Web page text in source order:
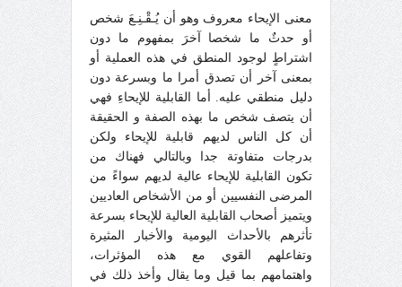
معنى الإيحاء معروف وهو أن يُـقْـنِـعَ شخص
أو حدثٌ ما شخصا آخرَ بمفهوم ما دون
اشتراطٍ لوجود المنطق في هذه العملية أو
بمعنى آخر أن تصدق أمرا ما وبسرعة دون
دليل منطقي عليه. أما القابلية للإيحاءِ فهي
أن يتصف شخص ما بهذه الصفة و الحقيقة
أن كل الناس لديهم قابلية للإيحاء ولكن
بدرجات متفاوتة جدا وبالتالي فهناك من
تكون القابلية للإيحاء عالية لديهم سواءً من
المرضى النفسيين أو من الأشخاص العاديين
ويتميز أصحاب القابلية العالية للإيحاء بسرعة
تأثرهم بالأحداث اليومية والأخبار المثيرة
وتفاعلهم القوي مع هذه المؤثرات،
واهتمامهم بما قيل وما يقال وأخذ ذلك في